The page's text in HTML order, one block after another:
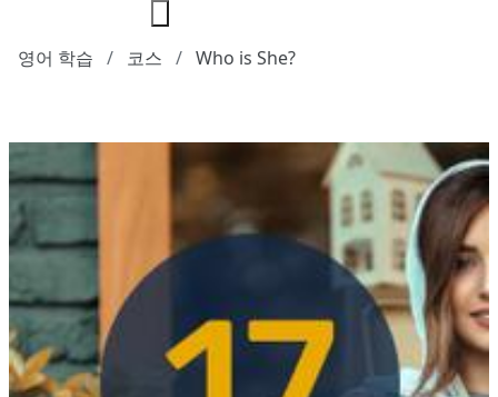
영어 학습 코스 Who is She?